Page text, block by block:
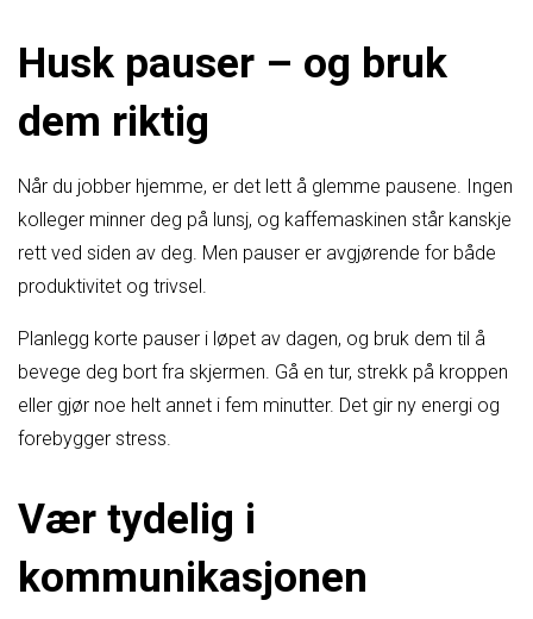
Husk pauser – og bruk
dem riktig
Når du jobber hjemme, er det lett å glemme pausene. Ingen
kolleger minner deg på lunsj, og kaffemaskinen står kanskje
rett ved siden av deg. Men pauser er avgjørende for både
produktivitet og trivsel.
Planlegg korte pauser i løpet av dagen, og bruk dem til å
bevege deg bort fra skjermen. Gå en tur, strekk på kroppen
eller gjør noe helt annet i fem minutter. Det gir ny energi og
forebygger stress.
Vær tydelig i
kommunikasjonen